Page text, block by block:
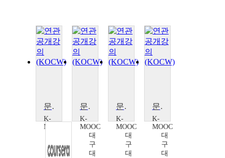
문화적 다양성과 사회 정의
K-
MOOC
구
대
문화적 다양성과 사회 정의
K-
MOOC
대
구
대
문화적 다양성과 사회 정의
K-
MOOC
대
구
대
문화적 다양성과 사회 정의
K-
MOOC
대
구
대